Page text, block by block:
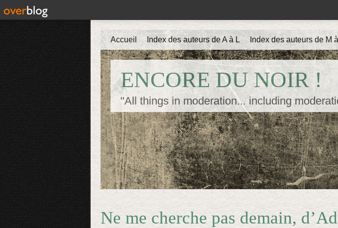
ENCORE DU NOIR !
"All things in moderation... including
Accueil Index des auteurs de A à L Index des auteurs de M
Ne me cherche pas demain,